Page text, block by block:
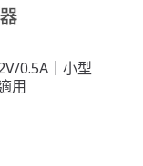
0.5A｜小型
用